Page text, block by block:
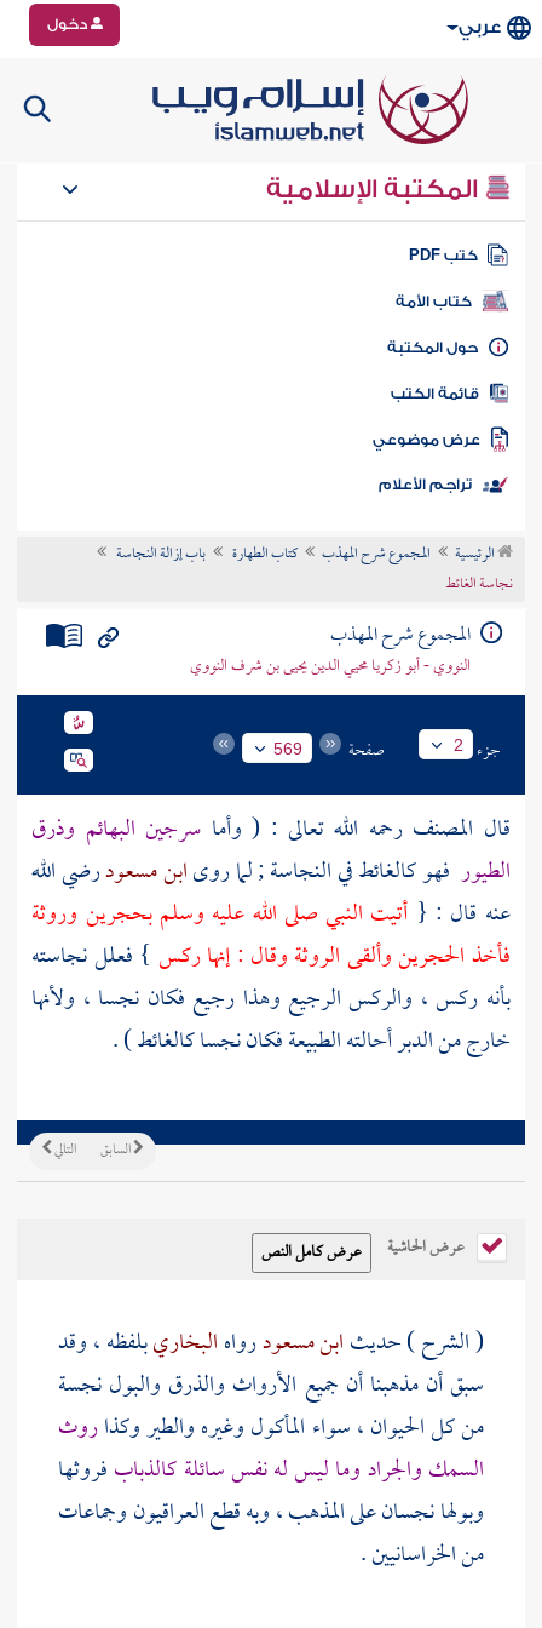
عربي دخول
المكتبة الإسلامية
كتب PDF
كتاب الأمة
المكتبة
الكتب
موضوعي
تراجم الأعلام
الرئيسية المجموع شرح المهذب كتاب الطهارة
باب إزالة النجاسة
نجاسة الغائط
المجموع شرح المهذب
النووي - أبو زكريا محيي الدين يحيى بن شرف النووي
جزء 2 صفحة 569
قال المصنفرحمه الله تعالى : ( وأما سرجين البهائم وذرق
الطيور فهو كالغائط في النجاسة ; لما روىابن مسعودرضي الله
عنه قال : { أتيت النبي صلى الله عليه وسلم بحجرين وروثة
فأخذ الحجرين وألقى الروثة وقال : إنها ركس } فعلل نجاسته
بأنه ركس ، والركس الرجيع وهذا رجيع فكان نجسا ، ولأنها
خارج من الدبر أحالته الطبيعة فكان نجسا كالغائط ) .
التالي السابق
عرض الحاشية
( الشرح ) حديثابن مسعودرواهالبخاريبلفظه ، وقد
سبق أن مذهبنا أن جميع الأرواث والذرق والبول نجسة
من كل الحيوان ، سواء المأكول وغيره والطير وكذاروث
السمك والجراد وما ليس له نفس سائلة كالذبابفروثها
وبولها نجسان على المذهب ، وبه قطعالعراقيونوجماعات
منالخراسانيين.